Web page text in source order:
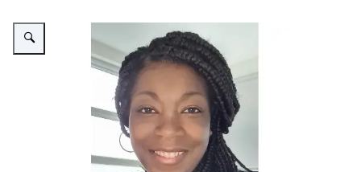
Vergroot afbeelding portretfoto Raquel Haakmat